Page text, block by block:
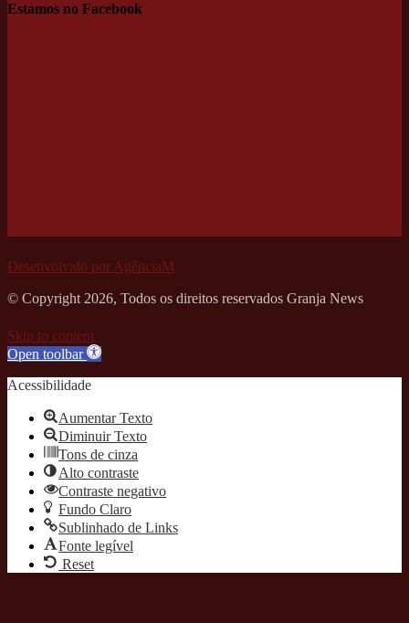
Estamos no Facebook
Desenvolvido por AgênciaM
© Copyright 2026, Todos os direitos reservados Granja News
Skip to content
Open toolbar
Acessibilidade
Aumentar Texto
Diminuir Texto
Tons de cinza
Alto contraste
Contraste negativo
Fundo Claro
Sublinhado de Links
Fonte legível
Reset